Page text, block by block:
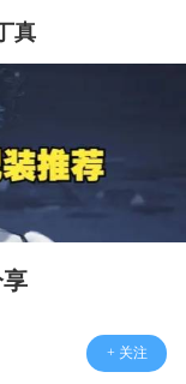
真
+ 关注